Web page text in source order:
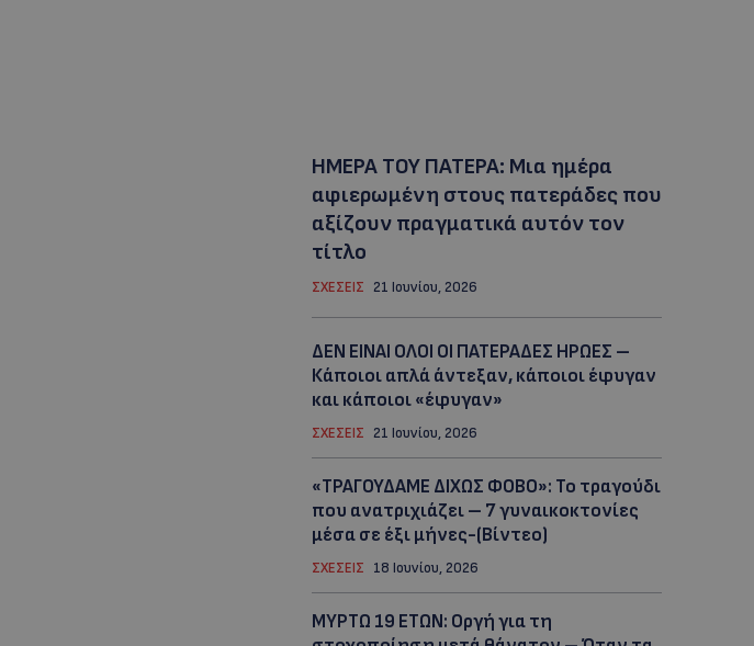
ΗΜΕΡΑ ΤΟΥ ΠΑΤΕΡΑ: Μια ημέρα
αφιερωμένη στους πατεράδες που
αξίζουν πραγματικά αυτόν τον
τίτλο
ΣΧΕΣΕΙΣ 21 Ιουνίου, 2026
ΔΕΝ ΕΙΝΑΙ ΟΛΟΙ ΟΙ ΠΑΤΕΡΑΔΕΣ ΗΡΩΕΣ –
Κάποιοι απλά άντεξαν, κάποιοι έφυγαν
και κάποιοι «έφυγαν»
ΣΧΕΣΕΙΣ 21 Ιουνίου, 2026
«ΤΡΑΓΟΥΔΑΜΕ ΔΙΧΩΣ ΦΟΒΟ»: Το τραγούδι
που ανατριχιάζει – 7 γυναικοκτονίες
μέσα σε έξι μήνες-(Βίντεο)
ΣΧΕΣΕΙΣ 18 Ιουνίου, 2026
ΜYΡΤΩ 19 ΕΤΩΝ: Οργή για τη